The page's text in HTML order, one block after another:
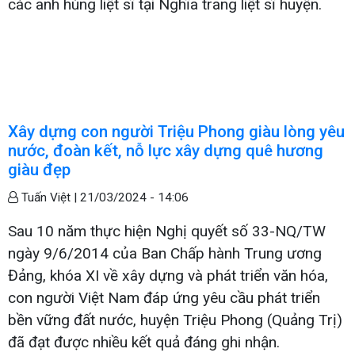
các anh hùng liệt sĩ tại Nghĩa trang liệt sĩ huyện.
Xây dựng con người Triệu Phong giàu lòng yêu
nước, đoàn kết, nỗ lực xây dựng quê hương
giàu đẹp
Tuấn Việt | 21/03/2024 - 14:06
Sau 10 năm thực hiện Nghị quyết số 33-NQ/TW
ngày 9/6/2014 của Ban Chấp hành Trung ương
Đảng, khóa XI về xây dựng và phát triển văn hóa,
con người Việt Nam đáp ứng yêu cầu phát triển
bền vững đất nước, huyện Triệu Phong (Quảng Trị)
đã đạt được nhiều kết quả đáng ghi nhận.